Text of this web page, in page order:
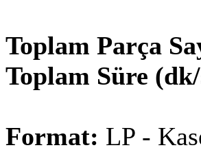
Toplam Parça
Toplam Süre
Format: LP -